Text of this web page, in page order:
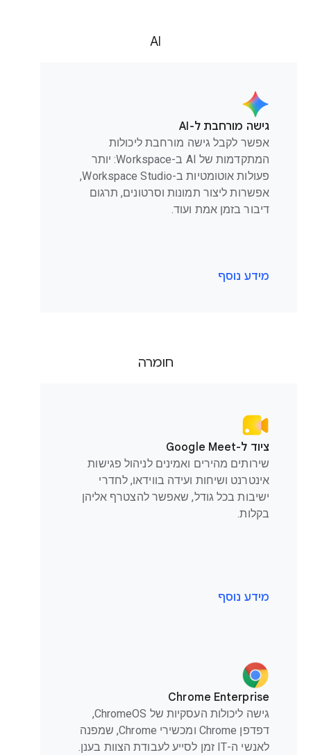
AI
גישה מורחבת ל-AI
אפשר לקבל גישה מורחבת ליכולות
המתקדמות של AI ב-Workspace: יותר
פעולות אוטומטיות ב-Workspace Studio,
אפשרות ליצור תמונות וסרטונים, תרגום
דיבור בזמן אמת ועוד.
מידע נוסף
חומרה
ציוד ל-Google Meet
שירותים מהירים ואמינים לניהול פגישות
אינטרנט ושיחות ועידה בווידאו, לחדרי
ישיבות בכל גודל, שאפשר להצטרף אליהן
בקלות.
מידע נוסף
Chrome Enterprise
גישה ליכולות העסקיות של ChromeOS,
דפדפן Chrome ומכשירי Chrome, שמפנה
לאנשי ה-IT זמן לסייע לעבודת הצוות בענן.